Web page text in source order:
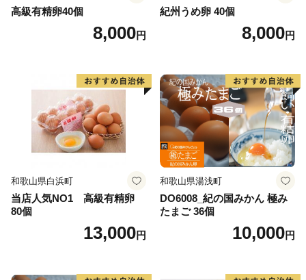
高級有精卵40個
8,000円
紀州うめ卵 40個
8,000円
和歌山県白浜町
当店人気NO1 高級有精卵
80個
13,000円
和歌山県湯浅町
DO6008_紀の国みかん 極み
たまご 36個
10,000円